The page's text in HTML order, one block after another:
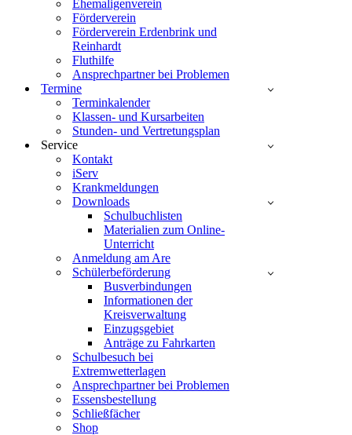
Ehemaligenverein
Förderverein
Förderverein Erdenbrink und
Reinhardt
Fluthilfe
Ansprechpartner bei Problemen
Termine
Terminkalender
Klassen- und Kursarbeiten
Stunden- und Vertretungsplan
Service
Kontakt
iServ
Krankmeldungen
Downloads
Schulbuchlisten
Materialien zum Online-
Unterricht
Anmeldung am Are
Schülerbeförderung
Busverbindungen
Informationen der
Kreisverwaltung
Einzugsgebiet
Anträge zu Fahrkarten
Schulbesuch bei
Extremwetterlagen
Ansprechpartner bei Problemen
Essensbestellung
Schließfächer
Shop